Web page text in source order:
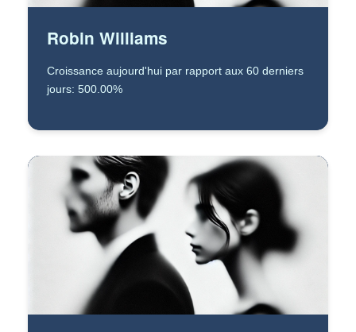
Robin Williams
Croissance aujourd'hui par rapport aux 60 derniers
jours: 500.00%